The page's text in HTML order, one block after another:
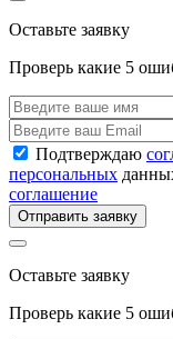
Оставьте заявку
Проверь какие 5
Подтверждаю
персональных
соглашение
Отправить заявку
Оставьте заявку
Проверь какие 5